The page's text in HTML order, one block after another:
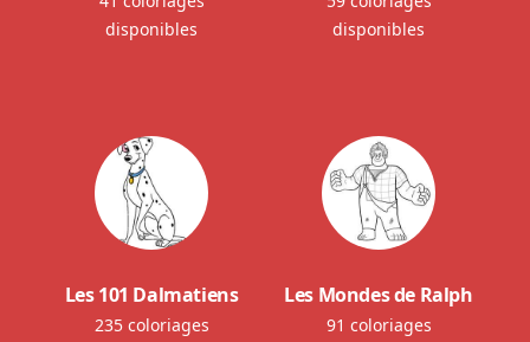
disponibles
disponibles
Les 101 Dalmatiens
235 coloriages
Les Mondes de Ralph
91 coloriages